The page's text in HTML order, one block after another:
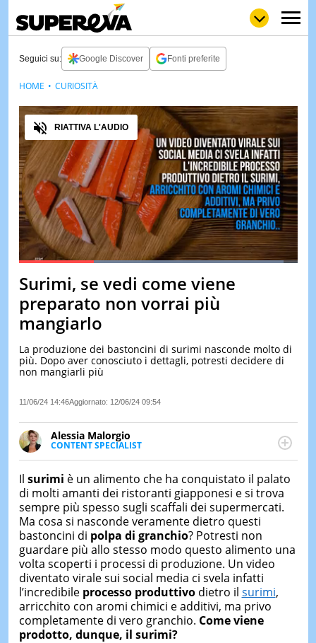
LOLGULP
LOVE
WOW
POP
NEWS
STORIE
VIDEO
& TV
QUIZ
&
TEST
DI
Seguici su: Google Discover Fonti preferite
PauseUnmute
Loaded:95.09%
Audio
RIATTIVA L'AUDIO
Surimi, se vedi come viene
preparato non vorrai più
mangiarlo
La produzione dei bastoncini di surimi nasconde molto di
più. Dopo aver conosciuto i dettagli, potresti decidere di
non mangiarli più
11/06/24 14:46Aggiornato: 12/06/24 09:54
Alessia Malorgio
CONTENT SPECIALIST
Ha conseguito un Master in Marketing Management
e Google Digital Training su Marketing digitale. Si
occupa della creazione di contenuti in ottica SEO e
dello sviluppo di strategie marketing attraverso
canali digitali.
HOME CURIOSITÀ
Il surimi è un alimento che ha conquistato il palato
di molti amanti dei ristoranti giapponesi e si trova
sempre più spesso sugli scaffali dei supermercati.
Ma cosa si nasconde veramente dietro questi
bastoncini di polpa di granchio? Potresti non
guardare più allo stesso modo questo alimento una
volta scoperti i processi di produzione. Un video
diventato virale sui social media ci svela infatti
l’incredibile processo produttivodietro il surimi,
arricchito con aromi chimici e additivi, ma privo
completamente di vero granchio. Come viene
prodotto, dunque, il surimi?